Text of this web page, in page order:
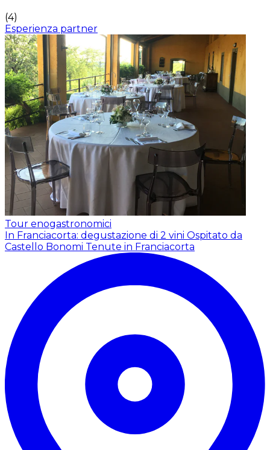
(4)
Esperienza partner
Tour enogastronomici
In Franciacorta: degustazione di 2 vini Ospitato da
Castello Bonomi Tenute in Franciacorta